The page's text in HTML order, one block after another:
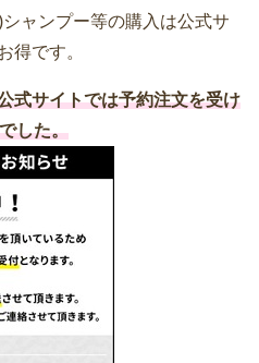
ャンプー等の購入は公式サ
得です。
式サイトでは予約注文を受け
した。